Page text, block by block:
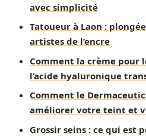
avec simplicité
Tatoueur à Laon :
artistes de l’encre
Comment la crème pour
l’acide hyaluronique
Comment le
améliorer votre teint et
Grossir seins : ce qui est